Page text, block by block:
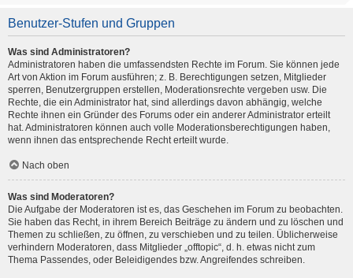
Benutzer-Stufen und Gruppen
Was sind Administratoren?
Administratoren haben die umfassendsten Rechte im Forum. Sie können jede
Art von Aktion im Forum ausführen; z. B. Berechtigungen setzen, Mitglieder
sperren, Benutzergruppen erstellen, Moderationsrechte vergeben usw. Die
Rechte, die ein Administrator hat, sind allerdings davon abhängig, welche
Rechte ihnen ein Gründer des Forums oder ein anderer Administrator erteilt
hat. Administratoren können auch volle Moderationsberechtigungen haben,
wenn ihnen das entsprechende Recht erteilt wurde.
Nach oben
Was sind Moderatoren?
Die Aufgabe der Moderatoren ist es, das Geschehen im Forum zu beobachten.
Sie haben das Recht, in ihrem Bereich Beiträge zu ändern und zu löschen und
Themen zu schließen, zu öffnen, zu verschieben und zu teilen. Üblicherweise
verhindern Moderatoren, dass Mitglieder „offtopic“, d. h. etwas nicht zum
Thema Passendes, oder Beleidigendes bzw. Angreifendes schreiben.